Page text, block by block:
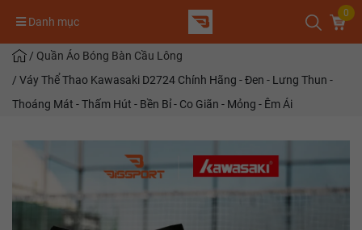
Danh mục
0
/ Quần Áo Bóng Bàn Cầu Lông
/ Váy Thể Thao Kawasaki D2724 Chính Hãng - Đen - Lưng Thun -
Thoáng Mát - Thấm Hút - Bền Bỉ - Co Giãn - Mỏng - Êm Ái